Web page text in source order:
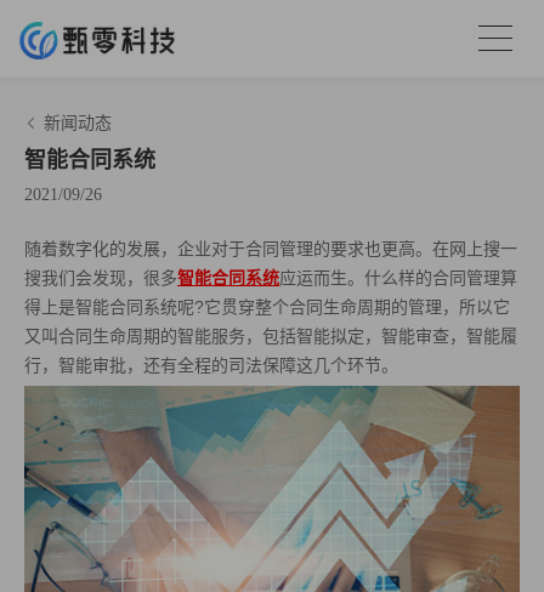
新闻动态
智能合同系统
2021/09/26
随着数字化的发展，企业对于合同管理的要求也更高。在网上搜一
搜我们会发现，很多智能合同系统应运而生。什么样的合同管理算
得上是智能合同系统呢?它贯穿整个合同生命周期的管理，所以它
又叫合同生命周期的智能服务，包括智能拟定，智能审查，智能履
行，智能审批，还有全程的司法保障这几个环节。